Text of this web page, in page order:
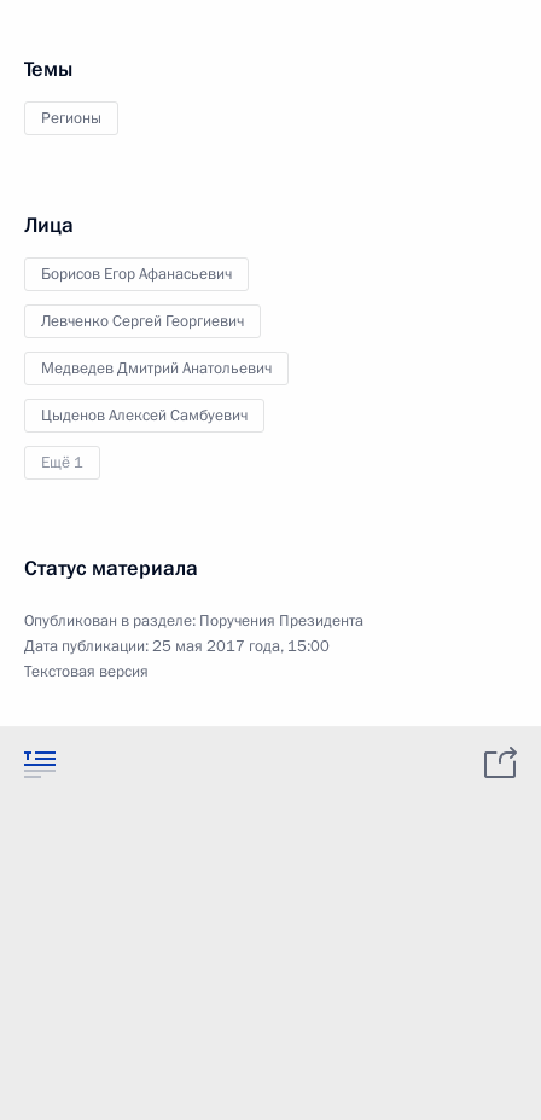
Темы
Регионы
Лица
Борисов Егор Афанасьевич
Левченко Сергей Георгиевич
Медведев Дмитрий Анатольевич
Цыденов Алексей Самбуевич
Ещё 1
Статус материала
Опубликован в разделе: Поручения Президента
Дата публикации:25 мая 2017 года, 15:00
Текстовая версия